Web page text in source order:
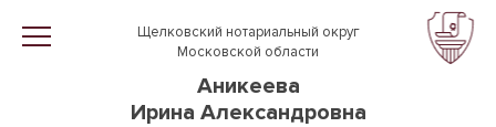
Перейти к основному содержанию
Щелковский нотариальный округ
Московской области
Аникеева
Ирина Александровна